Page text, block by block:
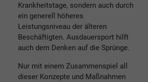
Krankheitstage, sondern auch durch
ein generell höheres
Leistungsniveau der älteren
Beschäftigten. Ausdauersport hilft
auch dem Denken auf die Sprünge.
Nur mit einem Zusammenspiel all
dieser Konzepte und Maßnahmen